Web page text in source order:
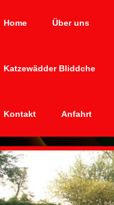
Home Über uns
Katzewädder Bliddche
Kontakt Anfahrt